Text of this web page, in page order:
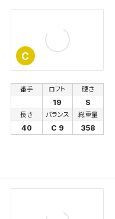
C
番手 ロフト
19
硬さ
S
長さ
40
バランス
C 9
総重量
358